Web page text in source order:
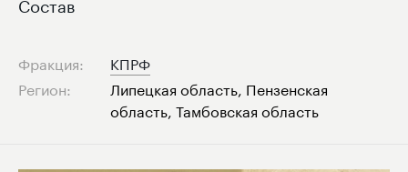
Фракция:
КПРФ
Регион:
Липецкая область, Пензенская
область, Тамбовская область